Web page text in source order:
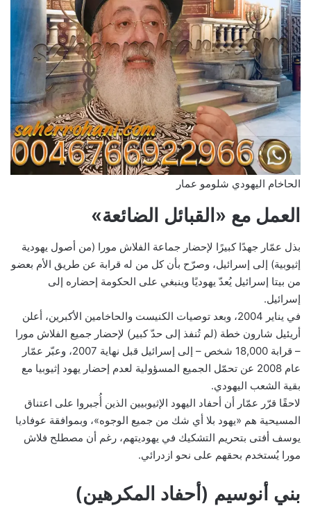
الحاخام اليهودي شلومو عمار
العمل مع «القبائل الضائعة»
بذل عمّار جهدًا كبيرًا لإحضار جماعة الفلاش مورا (من أصول يهودية
إثيوبية) إلى إسرائيل، وصرّح بأن كل من له قرابة عن طريق الأم بعضو
من بيتا إسرائيل يُعدّ يهوديًا وينبغي على الحكومة إحضاره إلى
إسرائيل.
في يناير 2004، وبعد توصيات الكنيست والحاخامين الأكبرين، أعلن
أريئيل شارون خطة (لم تُنفذ إلى حدّ كبير) لإحضار جميع الفلاش مورا
– قرابة 18,000 شخص – إلى إسرائيل قبل نهاية 2007، وعبّر عمّار
عام 2008 عن تحمّل الجميع المسؤولية لعدم إحضار يهود إثيوبيا مع
بقية الشعب اليهودي.
لاحقًا قرّر عمّار أن أحفاد اليهود الإثيوبيين الذين أُجبروا على اعتناق
المسيحية هم «يهود بلا أي شك من جميع الوجوه»، وبموافقة عوفاديا
يوسف أفتى بتحريم التشكيك في يهوديتهم، رغم أن مصطلح فلاش
مورا يُستخدم بحقهم على نحو ازدرائي.
بني أنوسيم (أحفاد المكرهين)